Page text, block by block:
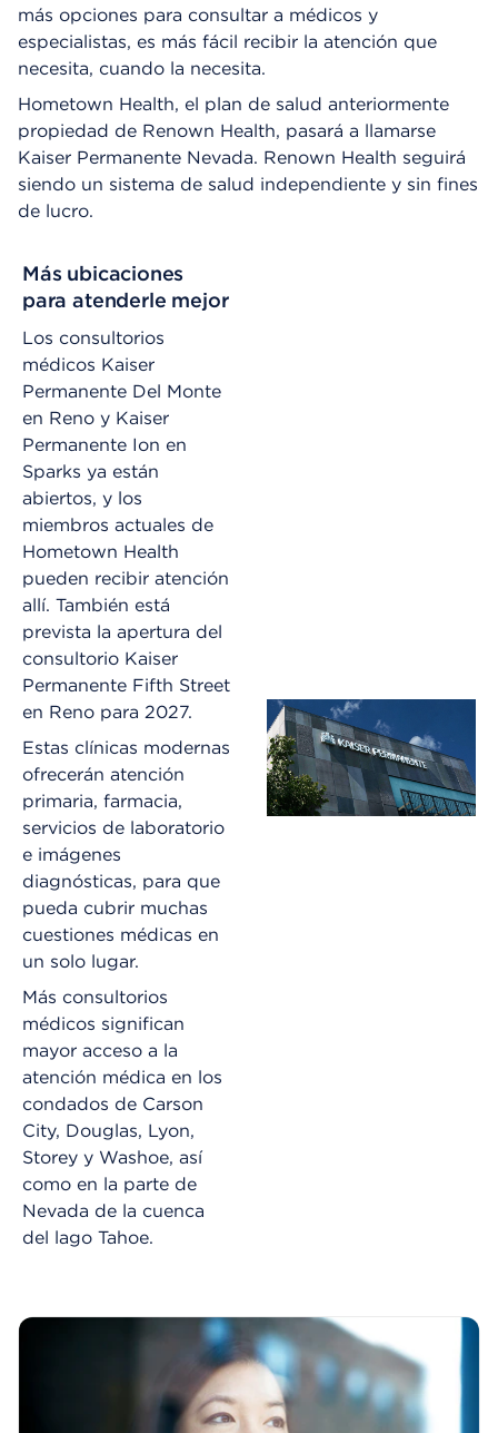
más opciones para consultar a médicos y
especialistas, es más fácil recibir la atención que
necesita, cuando la necesita.
Hometown Health, el plan de salud anteriormente
propiedad de Renown Health, pasará a llamarse
Kaiser Permanente Nevada. Renown Health seguirá
siendo un sistema de salud independiente y sin fines
de lucro.
Más ubicaciones
para atenderle mejor
Los consultorios
médicos Kaiser
Permanente Del Monte
en Reno y Kaiser
Permanente Ion en
Sparks ya están
abiertos, y los
miembros actuales de
Hometown Health
pueden recibir atención
allí. También está
prevista la apertura del
consultorio Kaiser
Permanente Fifth Street
en Reno para 2027.
Estas clínicas modernas
ofrecerán atención
primaria, farmacia,
servicios de laboratorio
e imágenes
diagnósticas, para que
pueda cubrir muchas
cuestiones médicas en
un solo lugar.
Más consultorios
médicos significan
mayor acceso a la
atención médica en los
condados de Carson
City, Douglas, Lyon,
Storey y Washoe, así
como en la parte de
Nevada de la cuenca
del lago Tahoe.